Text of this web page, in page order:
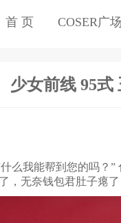
首 页 COSER广
少女前线 95式
么我能帮到您的吗？
，无奈钱包君肚子瘪